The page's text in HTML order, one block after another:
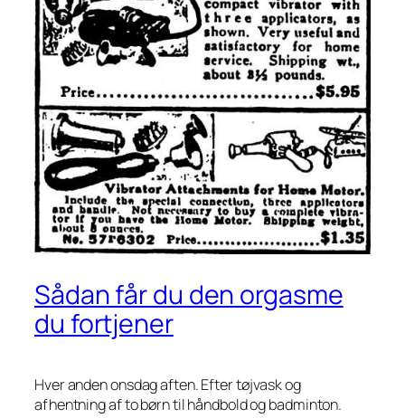
Sådan får du den orgasme
du fortjener
Hver anden onsdag aften. Efter tøjvask og
afhentning af to børn til håndbold og badminton.